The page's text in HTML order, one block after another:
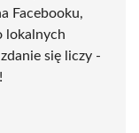
Facebooku,
lokalnych
się liczy -